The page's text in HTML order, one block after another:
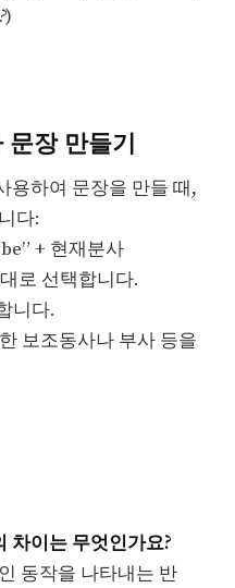
)
장 만들기
용하여 문장을 만들 때,
다:
+ 현재분사
로 선택합니다.
니다.
보조동사나 부사 등을
차이는 무엇인가요?
동작을 나타내는 반